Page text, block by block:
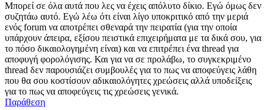
Μπορεί σε όλα αυτά που λες να έχεις απόλυτο δίκιο. Εγώ όμως δεν
συζητάω αυτό. Εγώ λέω ότι είναι λίγο υποκριτικό από την μεριά
ενός forum να αποτρέπει σθεναρά την πειρατία (για την οποία
υπάρχουν άπειρα, εξίσου πειστικά επιχειρήματα με τα δικά σου, για
το πόσο δικαιολογημένη είναι) και να επιτρέπει ένα thread για
αποφυγή φορολόγισης. Και για να σε προλάβω, το συγκεκριμένο
thread δεν παρουσιάζει συμβουλές για το πως να αποφεύγεις λάθη
που θα σου κοστίσουν αδικαιολόγητες χρεώσεις αλλά υποδείξεις
για το πως να αποφεύγεις τις χρεώσεις γενικά.
Παράθεση